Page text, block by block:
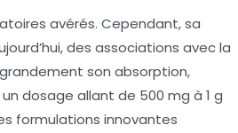
avérés. Cependant, sa
des associations avec la
son absorption,
dosage allant de 500 mg à 1 g
formulations innovantes